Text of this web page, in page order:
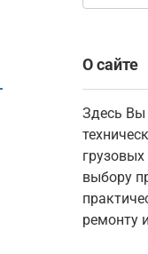
О сайте
Здесь
выбору
ремонту